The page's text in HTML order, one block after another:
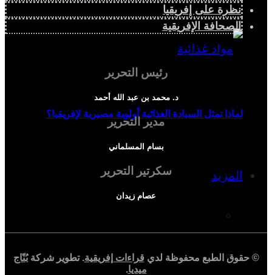
لماذا تمثل السيادة الغذائية أولوية مصيرية لإفريقيا؟
المزيد
الحالة الدينية
نظرة على إفريقيا
الصحافة الإفريقية
رئيس التحرير
د. محمد بن عبد الله أحمد
مدير التحرير
بسام المسلماني
سكرتير التحرير
عصام زيدان
© حقوق الطبع محفوظة لدي قراءات إفريقية. تطوير شركةبُنّاج
ميديا.